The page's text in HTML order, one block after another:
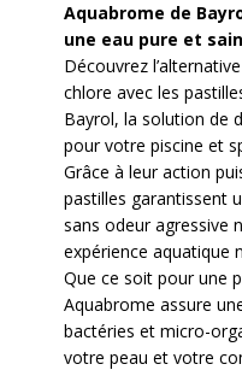
Aquabrome de
une eau pure et
Découvrez
chlore avec les
Bayrol, la solution de
pour votre piscine et
Grâce à leur action
pastilles garantissent
sans odeur agressive
expérience aquatique
Que ce soit pour une
Aquabrome assure
bactéries et micro-
votre peau et votre